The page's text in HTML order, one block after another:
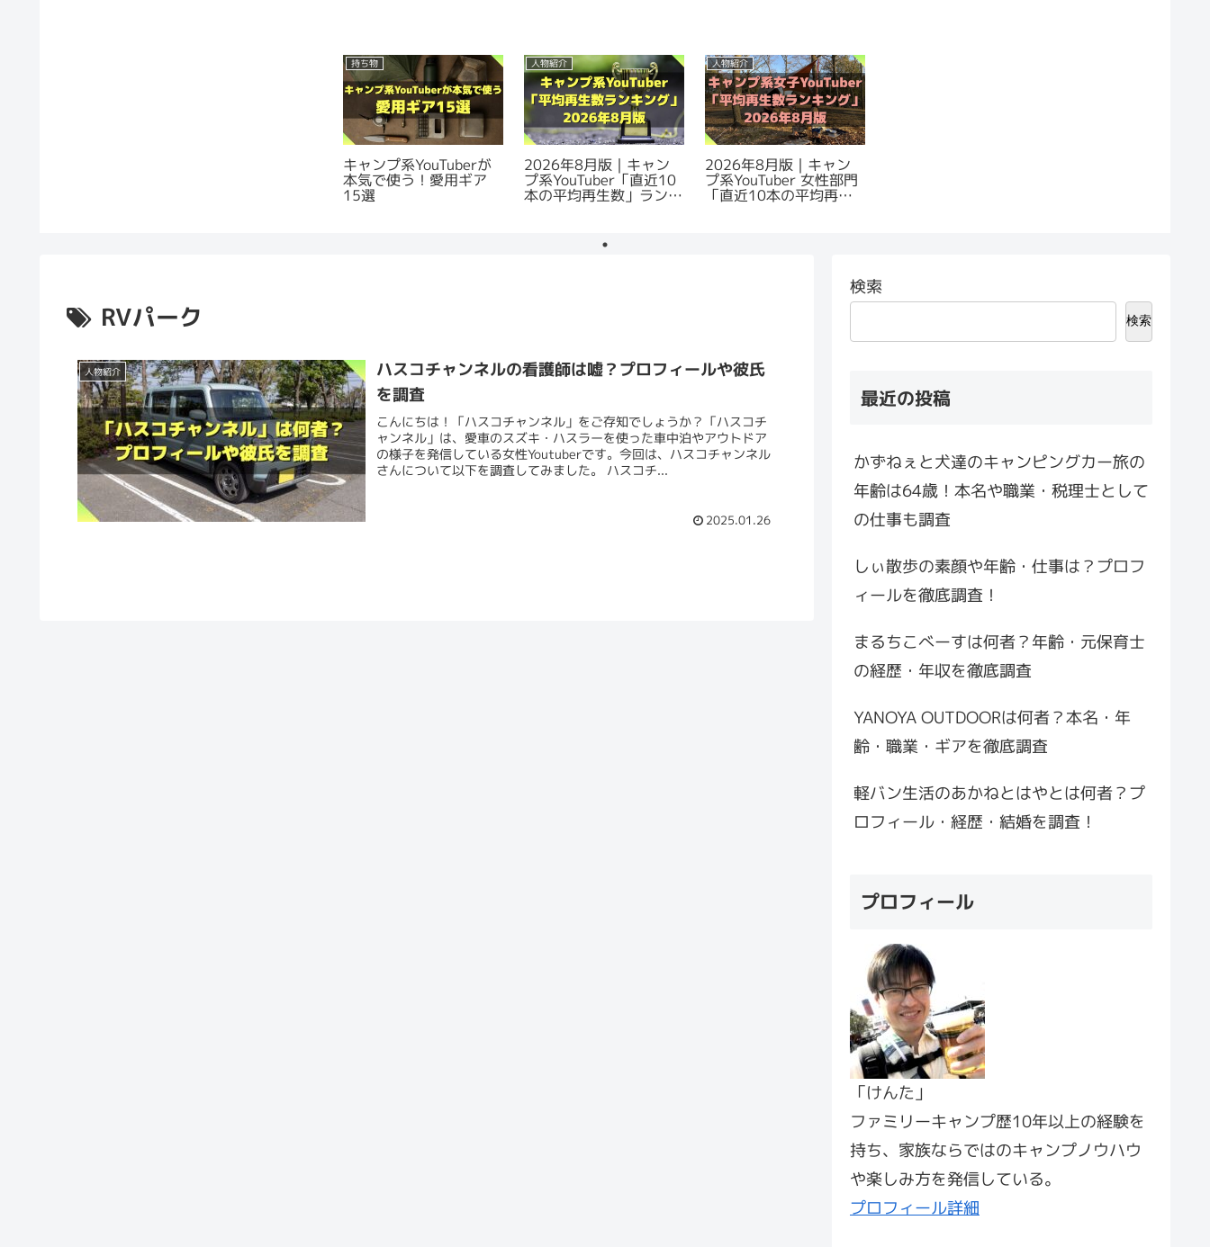
持ち物
キャンプ系YouTuberが
本気で使う！愛用ギア
15選
人物紹介
2026年8月版｜キャン
プ系YouTuber「直近10
本の平均再生数」ランキ
人物紹介
2026年8月版｜キャン
プ系YouTuber 女性部門
「直近10本の平均再生
RVパーク
人物紹介
ハスコチャンネルの看護師は嘘？プロフィールや彼氏
を調査
こんにちは！「ハスコチャンネル」をご存知でしょうか？「ハスコチ
ャンネル」は、愛車のスズキ・ハスラーを使った車中泊やアウトドア
の様子を発信している女性Youtuberです。今回は、ハスコチャンネル
さんについて以下を調査してみました。 ハスコチ...
2025.01.26
検索
検索
最近の投稿
かずねぇと犬達のキャンピングカー旅の
年齢は64歳！本名や職業・税理士として
の仕事も調査
しぃ散歩の素顔や年齢・仕事は？プロフ
ィールを徹底調査！
まるちこべーすは何者？年齢・元保育士
の経歴・年収を徹底調査
YANOYA OUTDOORは何者？本名・年
齢・職業・ギアを徹底調査
軽バン生活のあかねとはやとは何者？プ
ロフィール・経歴・結婚を調査！
プロフィール
「けんた」
ファミリーキャンプ歴10年以上の経験を
持ち、家族ならではのキャンプノウハウ
や楽しみ方を発信している。
プロフィール詳細